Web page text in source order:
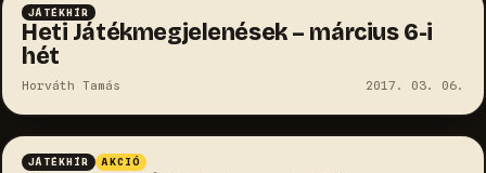
JÁTÉKHÍR
Heti Játékmegjelenések – március 6-i
hét
Horváth Tamás 2017. 03. 06.
JÁTÉKHÍR AKCIÓ